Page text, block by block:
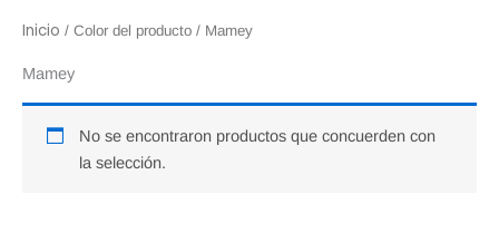
Inicio / Color del producto / Mamey
Mamey
No se encontraron productos que concuerden con
la selección.